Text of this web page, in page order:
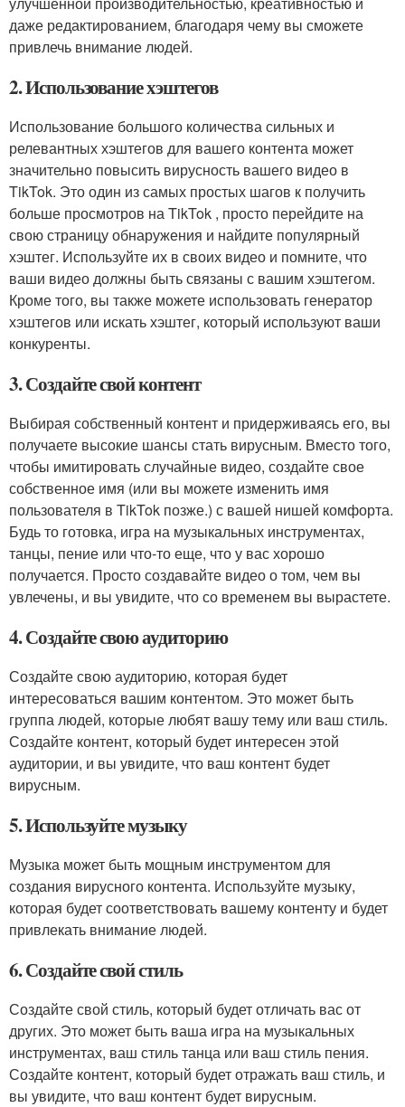
даже редактированием, благодаря чему вы сможете
привлечь внимание людей.
2. Использование хэштегов
Использование большого количества сильных и
релевантных хэштегов для вашего контента может
значительно повысить вирусность вашего видео в
TikTok. Это один из самых простых шагов к получить
больше просмотров на TikTok , просто перейдите на
свою страницу обнаружения и найдите популярный
хэштег. Используйте их в своих видео и помните, что
ваши видео должны быть связаны с вашим хэштегом.
Кроме того, вы также можете использовать генератор
хэштегов или искать хэштег, который используют ваши
конкуренты.
3. Создайте свой контент
Выбирая собственный контент и придерживаясь его, вы
получаете высокие шансы стать вирусным. Вместо того,
чтобы имитировать случайные видео, создайте свое
собственное имя (или вы можете изменить имя
пользователя в TikTok позже.) с вашей нишей комфорта.
Будь то готовка, игра на музыкальных инструментах,
танцы, пение или что-то еще, что у вас хорошо
получается. Просто создавайте видео о том, чем вы
увлечены, и вы увидите, что со временем вы вырастете.
4. Создайте свою аудиторию
Создайте свою аудиторию, которая будет
интересоваться вашим контентом. Это может быть
группа людей, которые любят вашу тему или ваш стиль.
Создайте контент, который будет интересен этой
аудитории, и вы увидите, что ваш контент будет
вирусным.
5. Используйте музыку
Музыка может быть мощным инструментом для
создания вирусного контента. Используйте музыку,
которая будет соответствовать вашему контенту и будет
привлекать внимание людей.
6. Создайте свой стиль
Создайте свой стиль, который будет отличать вас от
других. Это может быть ваша игра на музыкальных
инструментах, ваш стиль танца или ваш стиль пения.
Создайте контент, который будет отражать ваш стиль, и
вы увидите, что ваш контент будет вирусным.